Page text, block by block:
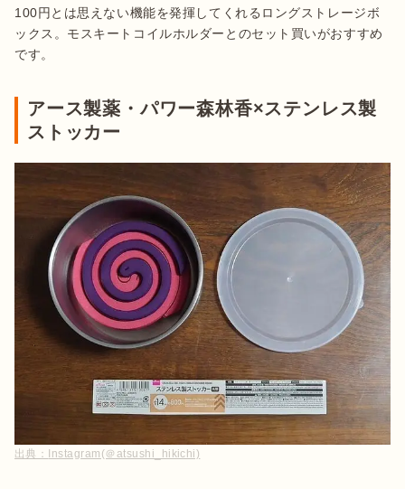
100円とは思えない機能を発揮してくれるロングストレージボ
ックス。モスキートコイルホルダーとのセット買いがおすすめ
です。
アース製薬・パワー森林香×ステンレス製
ストッカー
出典： Instagram(＠atsushi_hikichi)